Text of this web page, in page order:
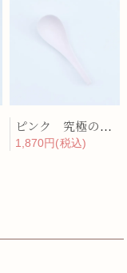
ピンク 究極のレンゲ
1,870円(税込)